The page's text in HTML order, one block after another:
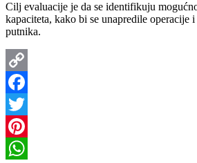
Cilj evaluacije je da se identifikuju
kapaciteta, kako bi se unapredile operacije
putnika.
Copy
Link
Facebook
Twitter
Pinterest